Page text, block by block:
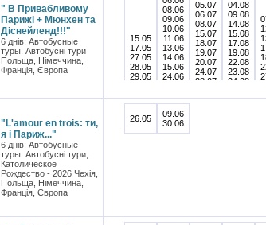
" В Привабливому
Парижі + Мюнхен та
Діснейленд!!!"
6 днів: Автобусные
туры. Автобусні тури
Польща, Німеччина,
Франція, Європа
15.05
17.05
27.05
28.05
29.05
08.06
09.06
10.06
11.06
13.06
14.06
15.06
24.06
28.06
30.06
05.07
06.07
08.07
15.07
18.07
19.07
20.07
24.07
28.07
30.07
04.08
09.08
14.08
15.08
17.08
19.08
22.08
23.08
24.08
27.08
"L'amour en trois: ти,
я і Париж..."
6 днів: Автобусные
туры. Автобусні тури,
Католическое
Рождество - 2026 Чехія,
Польща, Німеччина,
Франція, Європа
26.05
09.06
30.06